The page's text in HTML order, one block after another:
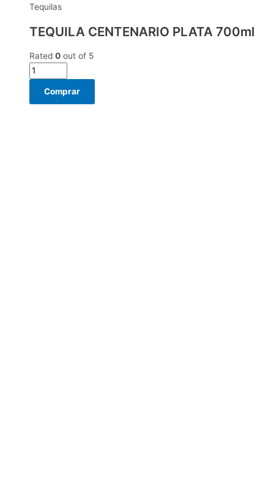
Tequilas
TEQUILA CENTENARIO PLATA 700ml
Rated 0 out of 5
Comprar